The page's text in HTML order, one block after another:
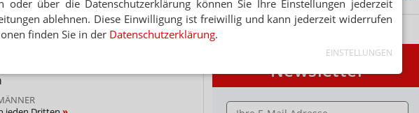
oder über die Datenschutzerklärung können Sie Ihre Einstellungen jederzeit
ablehnen. Diese Einwilligung ist freiwillig und kann jederzeit widerrufen
finden Sie in der Datenschutzerklärung.
EINSTELLUNGEN
kommt im Januar
Newsletter
E-MAIL ADRESSE